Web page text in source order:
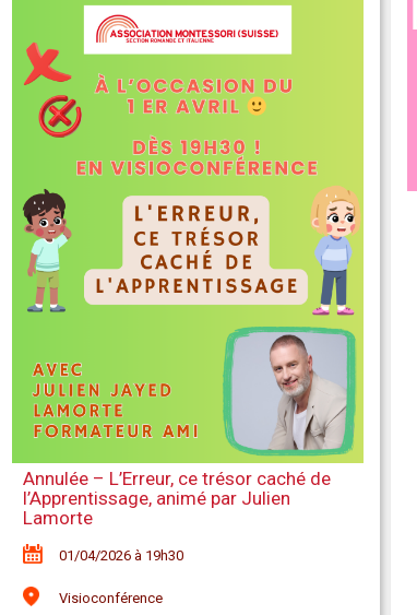
Annulée – L’Erreur, ce trésor caché de
l’Apprentissage, animé par Julien
Lamorte
01/04/2026 à 19h30
Visioconférence